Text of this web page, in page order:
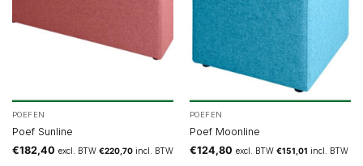
POEFEN
Poef Sunline
€182,40 excl. BTW €220,70incl. BTW
POEFEN
Poef Moonline
€124,80 excl. BTW €151,01 incl. BTW